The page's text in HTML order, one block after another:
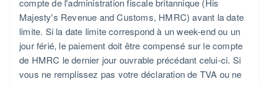
compte de l'administration fiscale britannique (His
Majesty's Revenue and Customs, HMRC) avant la date
limite. Si la date limite correspond à un week-end ou un
jour férié, le paiement doit être compensé sur le compte
de HMRC le dernier jour ouvrable précédant celui-ci. Si
vous ne remplissez pas votre déclaration de TVA ou ne